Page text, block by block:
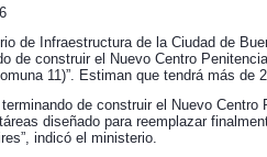
de Infraestructura de la Ciudad de
de construir el Nuevo Centro
11)”. Estiman que tendrá más de
de construir el Nuevo
diseñado para reemplazar
indicó el ministerio.